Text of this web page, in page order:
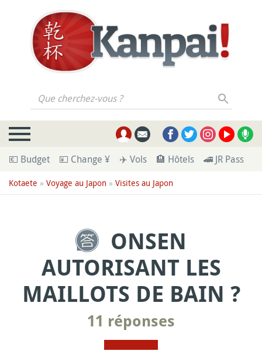
Que cherchez-vous ?
💶 Budget 💴 Change ¥ ✈️ Vols 🏨 Hôtels 🚄 JR Pass
Kotaete » Voyage au Japon » Visites au Japon
ONSEN
AUTORISANT LES
MAILLOTS DE BAIN ?
11 réponses